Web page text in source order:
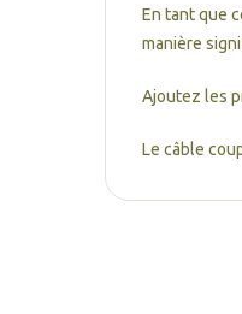
En tant que
manière
Ajoutez les
Le câble